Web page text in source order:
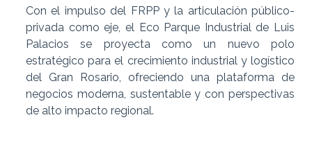
Con el impulso del FRPP y la articulación público-
privada como eje, el Eco Parque Industrial de Luis
Palacios se proyecta como un nuevo polo
estratégico para el crecimiento industrial y logístico
del Gran Rosario, ofreciendo una plataforma de
negocios moderna, sustentable y con perspectivas
de alto impacto regional.